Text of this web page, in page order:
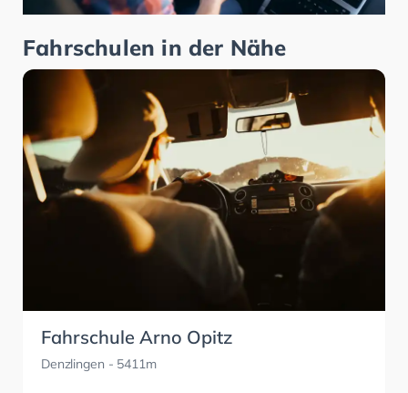
Fahrschulen in der Nähe
Fahrschule Arno Opitz
Denzlingen - 5411m